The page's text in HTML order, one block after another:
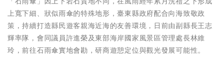
上寬下細、狀似雨傘的特殊地形，臺東縣政府配合向海致敬政
策，持續打造縣民遊客親海近海的友善環境，日前由副縣長王志
輝率隊，會同議員許進榮及東部海岸國家風景區管理處長林維
玲，前往石雨傘實地會勘，研商遊憩定位與觀光發展可能性。